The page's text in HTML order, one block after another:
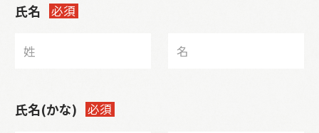
氏名 必須
氏名(かな) 必須